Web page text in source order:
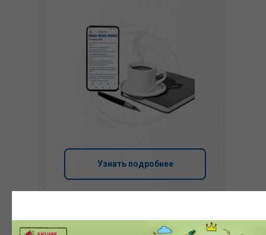
Узнать подробнее